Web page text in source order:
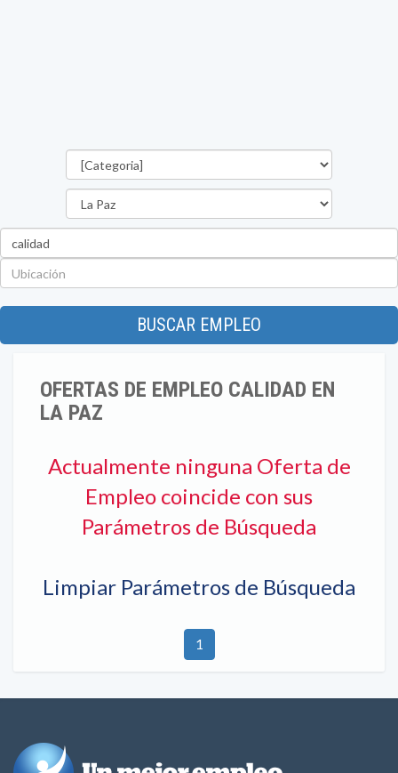
BUSCAR EMPLEO
OFERTAS DE EMPLEO CALIDAD EN
LA PAZ
Actualmente ninguna Oferta de
Empleo coincide con sus
Parámetros de Búsqueda
Limpiar Parámetros de Búsqueda
1